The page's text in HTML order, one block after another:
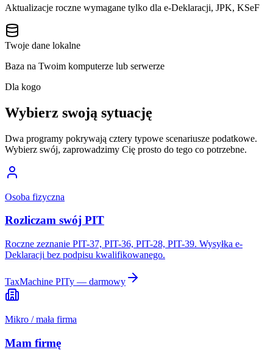
Aktualizacje roczne wymagane tylko dla e-Deklaracji, JPK, KSeF
Twoje dane lokalne
Baza na Twoim komputerze lub serwerze
Dla kogo
Wybierz swoją sytuację
Dwa programy pokrywają cztery typowe scenariusze podatkowe.
Wybierz swój, zaprowadzimy Cię prosto do tego co potrzebne.
Osoba fizyczna
Rozliczam swój PIT
Roczne zeznanie PIT-37, PIT-36, PIT-28, PIT-39. Wysyłka e-
Deklaracji bez podpisu kwalifikowanego.
TaxMachine PITy — darmowy
Mikro / mała firma
Mam firmę